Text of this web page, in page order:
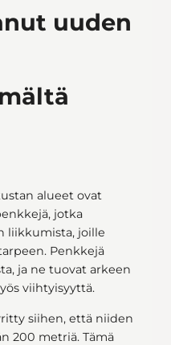
uuden
alueet ovat
jotka
liikkumista, joille
Penkkejä
ja ne tuovat arkeen
viihtyisyyttä.
siihen, että niiden
200 metriä. Tämä